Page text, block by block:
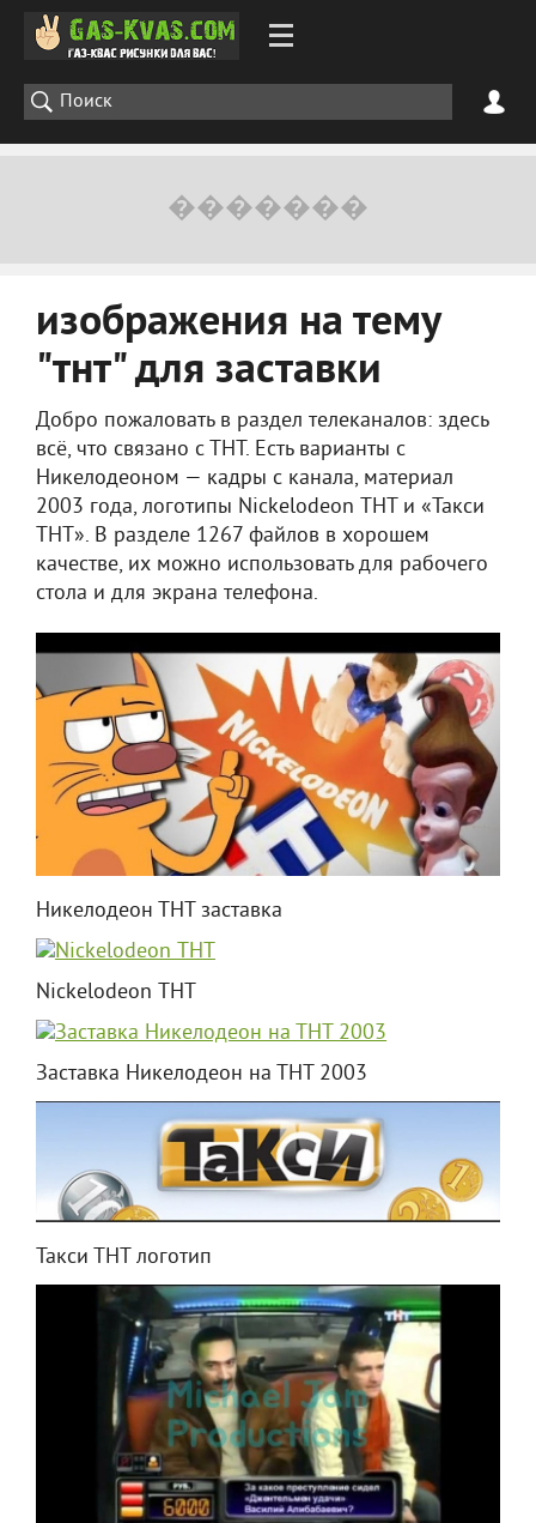
изображения на тему
"тнт" для заставки
Добро пожаловать в раздел телеканалов: здесь
всё, что связано с ТНТ. Есть варианты с
Никелодеоном — кадры с канала, материал
2003 года, логотипы Nickelodeon ТНТ и «Такси
ТНТ». В разделе 1267 файлов в хорошем
качестве, их можно использовать для рабочего
стола и для экрана телефона.
Никелодеон ТНТ заставка
Nickelodeon ТНТ
Заставка Никелодеон на ТНТ 2003
Такси ТНТ логотип